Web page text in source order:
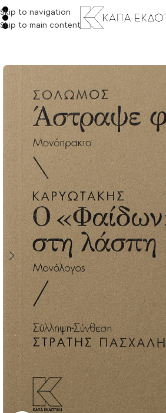
Skip to navigation
Skip to main content